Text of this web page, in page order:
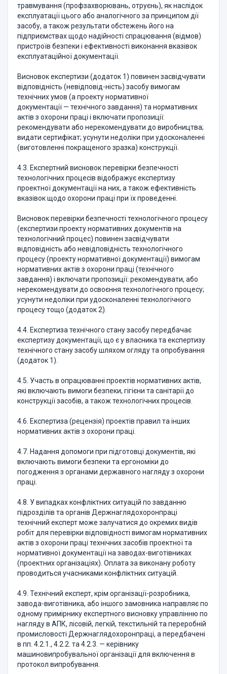
травмування (профзахворювань, отруєнь), як наслідок
експлуатації цього або аналогічного за принципом дії
засобу, а також результати обстежень його на
підприємствах щодо надійності спрацювання (відмов)
пристроїв безпеки і ефективності виконання вказівок
експлуатаційної документації.
Висновок експертизи (додаток 1) повинен засвідчувати
відповідність (невідповід-ність) засобу вимогам
технічних умов (а проекту нормативної
документації — технічного завдання) та нормативних
актів з охорони праці і включати пропозиції:
рекомендувати або нерекомендувати до виробництва;
видати сертифікат; усунути недоліки при удосконаленні
(виготовленні покращеного зразка) конструкції.
4.3. Експертний висновок перевірки безпечності
технологічних процесів відображує експертизу
проектної документації на них, а також ефективність
вказівок щодо охорони праці при їх проведенні.
Висновок перевірки безпечності технологічного процесу
(експертизи проекту нормативних документів на
технологічний процес) повинен засвідчувати
відповідність або невідповідність технологічного
процесу (проекту нормативної документації) вимогам
нормативних актів з охорони праці (технічного
завдання) і включати пропозиції: рекомендувати, або
нерекомендувати до освоєння технологічного процесу;
усунути недоліки при удосконаленні технологічного
процесу тощо (додаток 2).
4.4. Експертиза технічного стану засобу передбачає
експертизу документації, що є у власника та експертизу
технічного стану засобу шляхом огляду та опробування
(додаток 1).
4.5. Участь в опрацюванні проектів нормативних актів,
які включають вимоги безпеки, гігієни та санітарії до
конструкції засобів, а також технологічних процесів.
4.6. Експертиза (рецензія) проектів правил та інших
нормативних актів з охорони праці.
4.7. Надання допомоги при підготовці документів, які
включають вимоги безпеки та ергономіки до
погодження з органами державного нагляду з охорони
праці.
4.8. У випадках конфліктних ситуацій по завданню
підрозділів та органів Держнаглядохоронпраці
технічний експерт може залучатися до окремих видів
робіт для перевірки відповідності вимогам нормативних
актів з охорони праці технічних засобів проектної та
нормативної документації на заводах-виготівниках
(проектних організаціях). Оплата за виконану роботу
проводиться учасниками конфліктних ситуацій.
4.9. Технічний експерт, крім організації-розробника,
завода-виготівника, або іншого замовника направляє по
одному примірнику експертного висновку управлінню по
нагляду в АПК, лісовій, легкій, текстильній та переробній
промисловості Держнаглядохоронпраці, а передбачені
в пп. 4.2.1., 4.2.2. та 4.2.3. — керівнику
машиновипробувальної організації для включення в
протокол випробування.